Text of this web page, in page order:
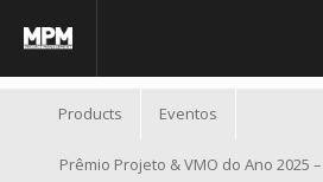
Products Eventos
Prêmio Projeto & VMO do Ano 2025